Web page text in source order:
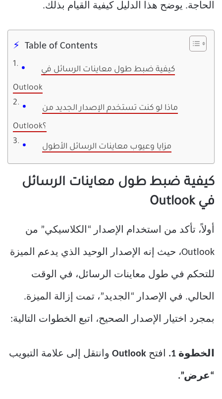
الحاجة. يوضح هذا الدليل كيفية القيام بذلك.
Table of Contents
كيفية ضبط طول معاينات الرسائل في
Outlook
ماذا لو كنت تستخدم الإصدار الجديد من
Outlook؟
مزايا وعيوب معاينات الرسائل الأطول
كيفية ضبط طول معاينات الرسائل
في Outlook
أولاً، تأكد من استخدام الإصدار “الكلاسيكي” من
Outlook، حيث إنه الإصدار الوحيد الذي يدعم الميزة
للتحكم في طول معاينات الرسائل، في الوقت
الحالي. في الإصدار “الجديد”، تمت إزالة الميزة.
بمجرد اختيار الإصدار الصحيح، اتبع الخطوات التالية:
الخطوة 1. افتح Outlook وانتقل إلى علامة التبويب
“عرض”.